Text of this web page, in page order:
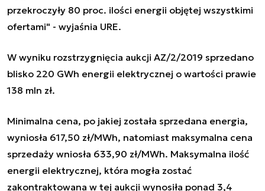
przekroczyły 80 proc. ilości energii objętej wszystkimi
ofertami" - wyjaśnia URE.
W wyniku rozstrzygnięcia aukcji AZ/2/2019 sprzedano
blisko 220 GWh energii elektrycznej o wartości prawie
138 mln zł.
Minimalna cena, po jakiej została sprzedana energia,
wyniosła 617,50 zł/MWh, natomiast maksymalna cena
sprzedaży wniosła 633,90 zł/MWh. Maksymalna ilość
energii elektrycznej, która mogła zostać
zakontraktowana w tej aukcji wynosiła ponad 3,4